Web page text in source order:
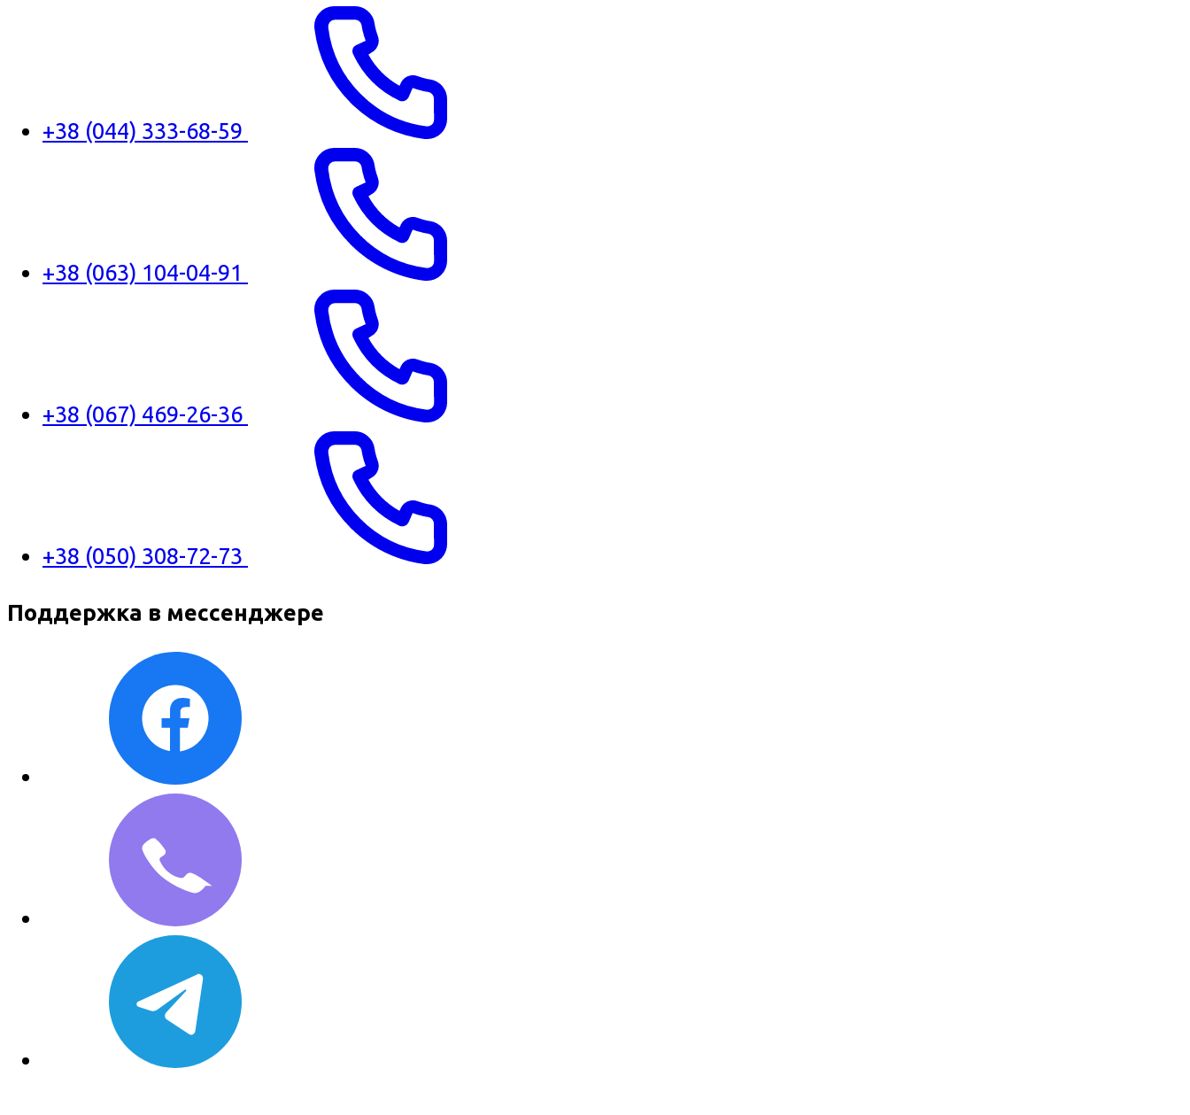
+38 (044) 333-68-59
+38 (063) 104-04-91
+38 (067) 469-26-36
+38 (050) 308-72-73
Поддержка в мессенджере